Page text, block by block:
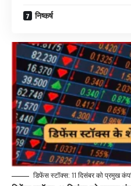
निष्कर्ष
डिफेंस स्टॉक्स: 11 दिसंबर को प्रमुख